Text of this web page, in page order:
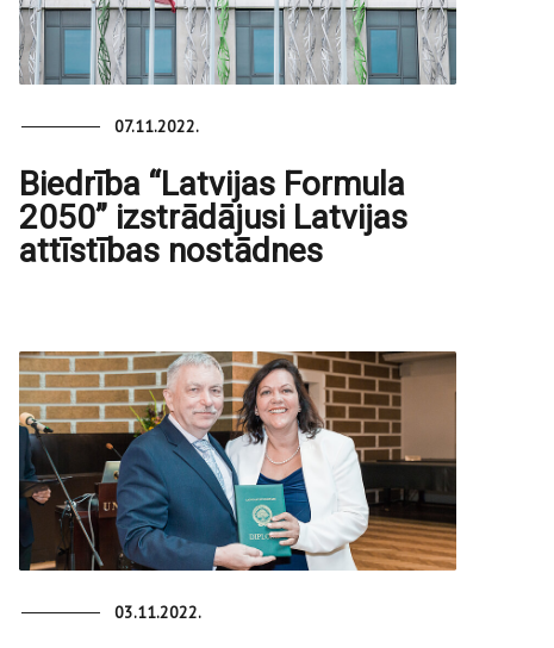
07.11.2022.
Biedrība “Latvijas Formula
2050” izstrādājusi Latvijas
attīstības nostādnes
03.11.2022.